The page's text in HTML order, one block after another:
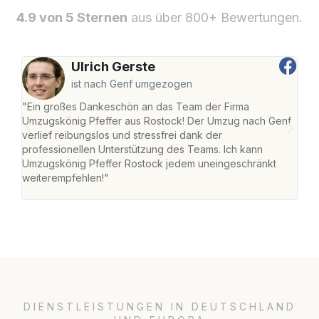
4.9 von 5 Sternen aus über 800+ Bewertungen.
Ulrich Gerste
ist nach Genf umgezogen
"Ein großes Dankeschön an das Team der Firma
Umzugskönig Pfeffer aus Rostock! Der Umzug nach Genf
verlief reibungslos und stressfrei dank der
professionellen Unterstützung des Teams. Ich kann
Umzugskönig Pfeffer Rostock jedem uneingeschränkt
weiterempfehlen!"
DIENSTLEISTUNGEN IN DEUTSCHLAND